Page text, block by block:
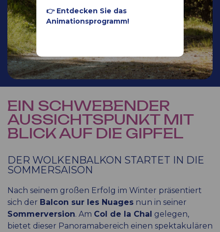
👉 Entdecken Sie das
Animationsprogramm!
EIN SCHWEBENDER
AUSSICHTSPUNKT MIT
BLICK AUF DIE GIPFEL
DER WOLKENBALKON STARTET IN DIE
SOMMERSAISON
Nach seinem großen Erfolg im Winter präsentiert
sich der Balcon sur les Nuages nun in seiner
Sommerversion. Am Col de la Chal gelegen,
bietet dieser Panoramabereich einen spektakulären